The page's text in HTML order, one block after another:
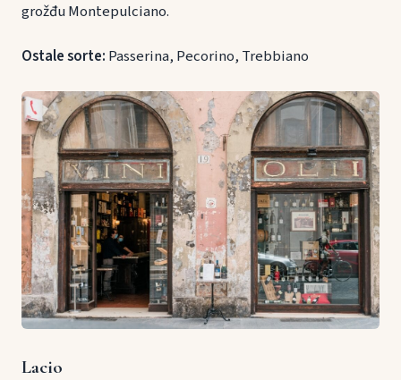
grožđu Montepulciano.
Ostale sorte: Passerina, Pecorino, Trebbiano
Lacio